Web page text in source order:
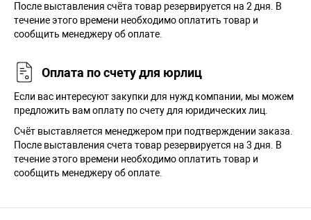
После выставления счёта товар резервируется на 2 дня. В
течение этого времени необходимо оплатить товар и
сообщить менеджеру об оплате.
Оплата по счету для юрлиц
Если вас интересуют закупки для нужд компании, мы можем
предложить вам оплату по счету для юридических лиц.
Счёт выставляется менеджером при подтверждении заказа.
После выставления счета товар резервируется на 3 дня. В
течение этого времени необходимо оплатить товар и
сообщить менеджеру об оплате.